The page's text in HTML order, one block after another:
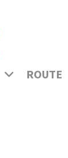
ROUTE